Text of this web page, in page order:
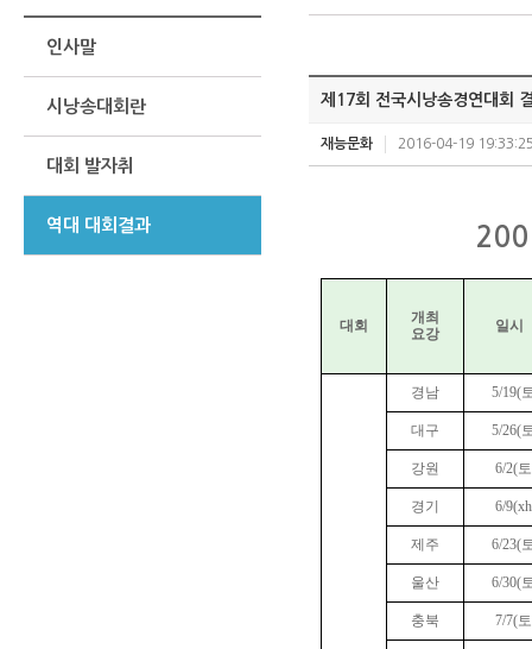
인사말
시낭송대회란
대회 발자취
역대 대회결과
제17회 전국시낭송경연대회
재능문화 2016-04-19
대회
개최
요강
일시
경남 5/19(
대구 5/26(
강원 6/2(
경기 6/
제주 6/23(
울산 6/30(
충북 7/7(